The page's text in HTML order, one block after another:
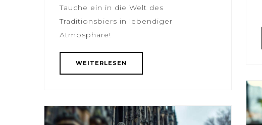
Tauche ein in die Welt des
Traditionsbiers in lebendiger
Atmosphäre!
WEITERLESEN